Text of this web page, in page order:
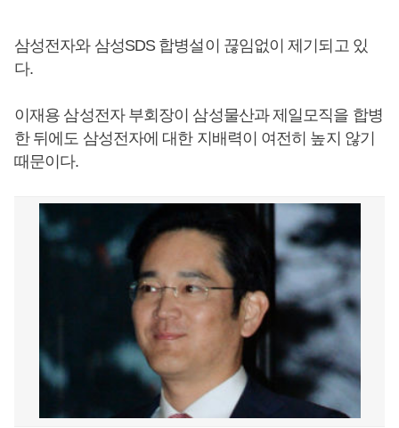
삼성전자와 삼성SDS 합병설이 끊임없이 제기되고 있
다.
이재용 삼성전자 부회장이 삼성물산과 제일모직을 합병
한 뒤에도 삼성전자에 대한 지배력이 여전히 높지 않기
때문이다.